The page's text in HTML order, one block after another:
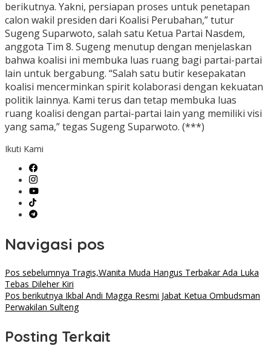
berikutnya. Yakni, persiapan proses untuk penetapan
calon wakil presiden dari Koalisi Perubahan,” tutur
Sugeng Suparwoto, salah satu Ketua Partai Nasdem,
anggota Tim 8. Sugeng menutup dengan menjelaskan
bahwa koalisi ini membuka luas ruang bagi partai-partai
lain untuk bergabung. “Salah satu butir kesepakatan
koalisi mencerminkan spirit kolaborasi dengan kekuatan
politik lainnya. Kami terus dan tetap membuka luas
ruang koalisi dengan partai-partai lain yang memiliki visi
yang sama,” tegas Sugeng Suparwoto. (***)
Ikuti Kami
Navigasi pos
Pos sebelumnya Tragis,Wanita Muda Hangus Terbakar Ada Luka
Tebas Dileher Kiri
Pos berikutnya Ikbal Andi Magga Resmi Jabat Ketua Ombudsman
Perwakilan Sulteng
Posting Terkait